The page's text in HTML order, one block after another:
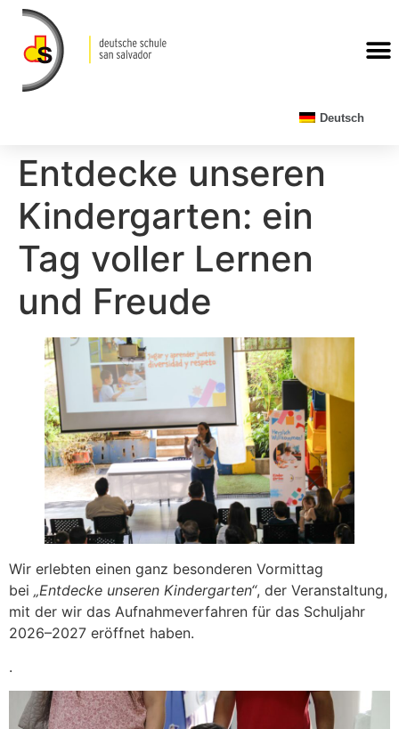
Deutsch
Entdecke unseren
Kindergarten: ein
Tag voller Lernen
und Freude
Wir erlebten einen ganz besonderen Vormittag
bei „Entdecke unseren Kindergarten“, der Veranstaltung,
mit der wir das Aufnahmeverfahren für das Schuljahr
2026–2027 eröffnet haben.
.